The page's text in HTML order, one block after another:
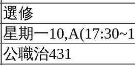
選修
星期一
公職治431